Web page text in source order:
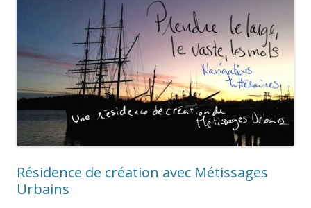
Résidence de création avec Métissages
Urbains